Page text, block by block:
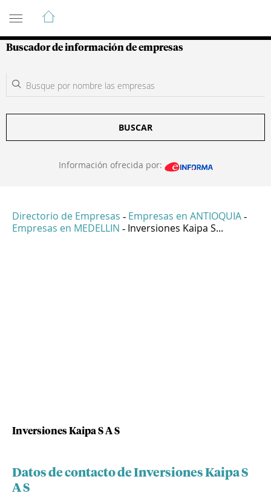
Guía de Empresas Colombianas
Buscador de información de empresas
BUSCAR
Información ofrecida por:
Directorio de Empresas - Empresas en ANTIOQUIA -
Empresas en MEDELLIN - Inversiones Kaipa S...
Inversiones Kaipa S A S
Datos de contacto de Inversiones Kaipa S
A S